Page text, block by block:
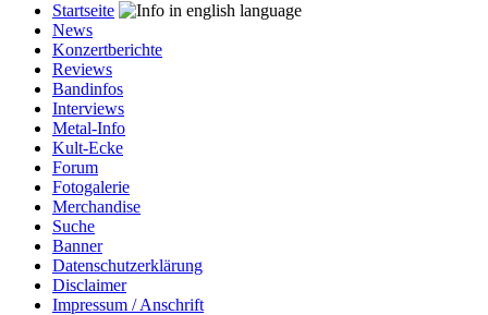
Startseite
News
Konzertberichte
Reviews
Bandinfos
Interviews
Metal-Info
Kult-Ecke
Forum
Fotogalerie
Merchandise
Suche
Banner
Datenschutzerklärung
Disclaimer
Impressum / Anschrift